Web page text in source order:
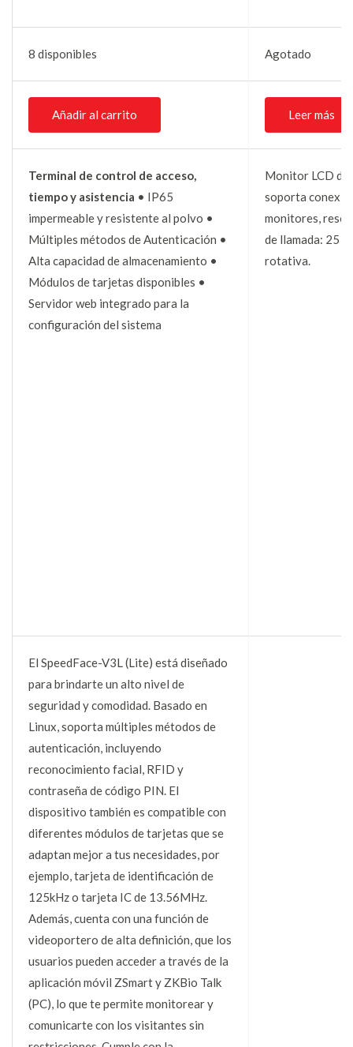
8 disponibles Agotado
Añadir al carrito Leer más
Terminal de control de acceso,
tiempo y asistencia • IP65
impermeable y resistente al polvo •
Múltiples métodos de Autenticación •
Alta capacidad de almacenamiento •
Módulos de tarjetas disponibles •
Servidor web integrado para la
configuración del sistema
Monitor LCD de
soporta
monitores,
de llamada: 25
rotativa.
El SpeedFace-V3L (Lite) está diseñado
para brindarte un alto nivel de
seguridad y comodidad. Basado en
Linux, soporta múltiples métodos de
autenticación, incluyendo
reconocimiento facial, RFID y
contraseña de código PIN. El
dispositivo también es compatible con
diferentes módulos de tarjetas que se
adaptan mejor a tus necesidades, por
ejemplo, tarjeta de identificación de
125kHz o tarjeta IC de 13.56MHz.
Además, cuenta con una función de
videoportero de alta definición, que los
usuarios pueden acceder a través de la
aplicación móvil ZSmart y ZKBio Talk
(PC), lo que te permite monitorear y
comunicarte con los visitantes sin